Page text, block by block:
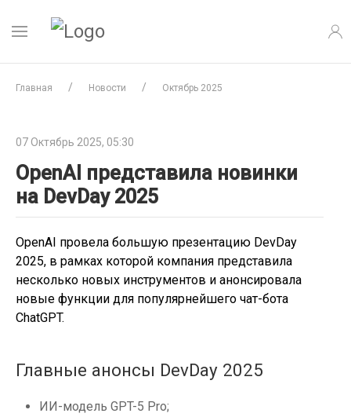
Главная Новости Октябрь 2025
07 Октябрь 2025, 05:30
OpenAI представила новинки
на DevDay 2025
OpenAI провела большую презентацию DevDay
2025, в рамках которой компания представила
несколько новых инструментов и анонсировала
новые функции для популярнейшего чат-бота
ChatGPT.
Главные анонсы DevDay 2025
ИИ-модель GPT-5 Pro;